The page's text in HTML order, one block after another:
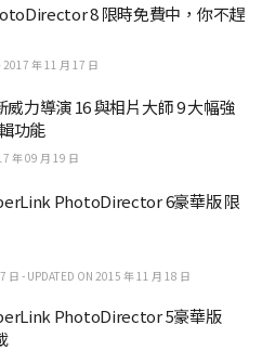
8 限時免費中，你不趕
2017 年 11 月 17 日
力導演 16 與相片大師 9 大幅強
功能
年 09 月 19 日
PhotoDirector 6豪華版 限
日 - UPDATED ON 2015 年 11 月 18 日
PhotoDirector 5豪華版